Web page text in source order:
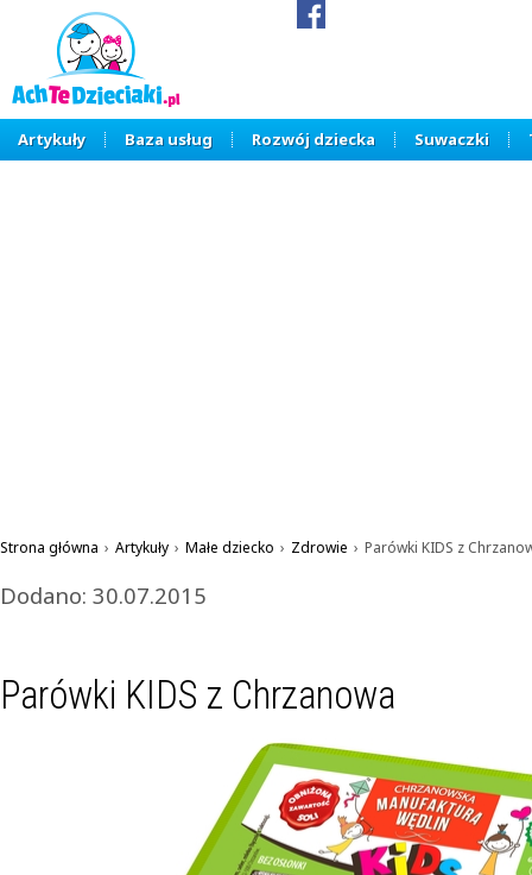
Artykuły Baza usług Rozwój dziecka Suwaczki
Strona główna › Artykuły › Małe dziecko › Zdrowie › Parówki KIDS z
Dodano: 30.07.2015
Parówki KIDS z Chrzanowa